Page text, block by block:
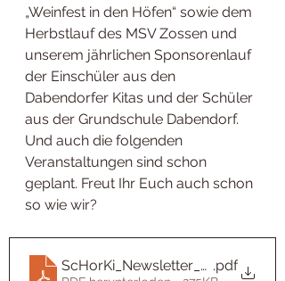
„Weinfest in den Höfen“ sowie dem
Herbstlauf des MSV Zossen und
unserem jährlichen Sponsorenlauf
der Einschüler aus den
Dabendorfer Kitas und der Schüler
aus der Grundschule Dabendorf.
Und auch die folgenden
Veranstaltungen sind schon
geplant. Freut Ihr Euch auch schon
so wie wir?
.pdf